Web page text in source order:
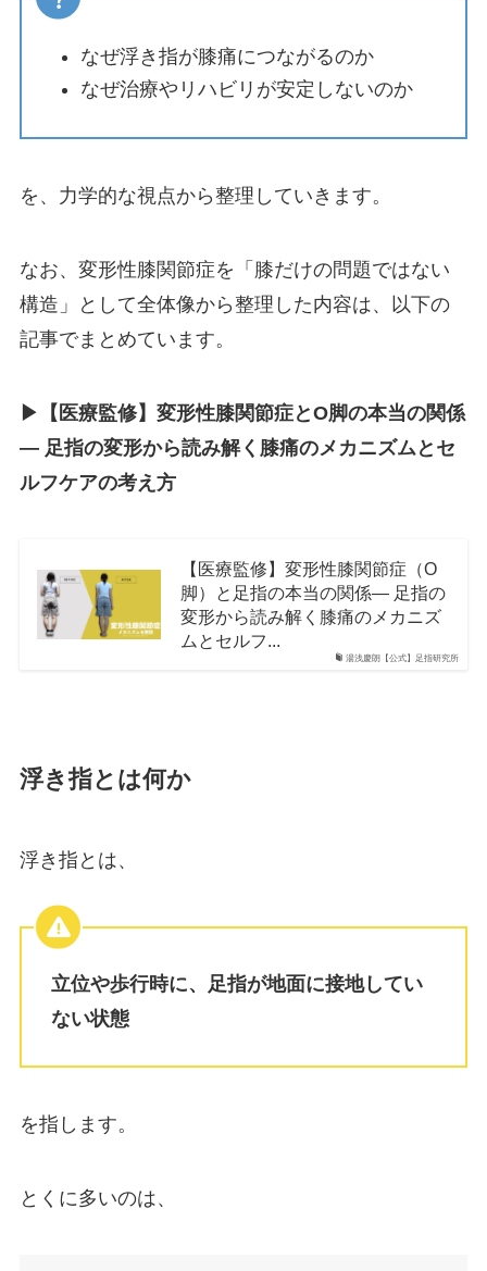
なぜ浮き指が膝痛につながるのか
なぜ治療やリハビリが安定しないのか
を、力学的な視点から整理していきます。
なお、変形性膝関節症を「膝だけの問題ではない
構造」として全体像から整理した内容は、以下の
記事でまとめています。
▶︎【医療監修】変形性膝関節症とO脚の本当の関係
― 足指の変形から読み解く膝痛のメカニズムとセ
ルフケアの考え方
湯浅慶朗【公式】足指研究所
【医療監修】変形性膝関節症（O
脚）と足指の本当の関係― 足指の
変形から読み解く膝痛のメカニズ
ムとセルフ...
浮き指とは何か
浮き指とは、
立位や歩行時に、足指が地面に接地してい
ない状態
を指します。
とくに多いのは、